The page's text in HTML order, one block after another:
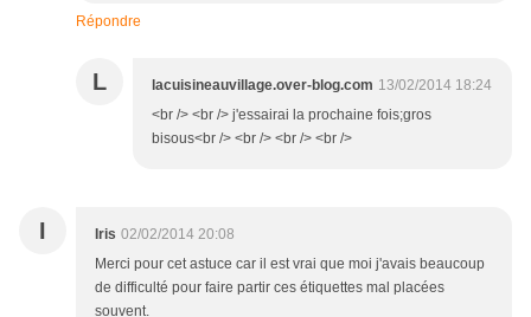
Répondre
L lacuisineauvillage.over-blog.com 13/02/2014 18:24
<br /> <br /> j'essairai la prochaine fois;gros
bisous<br /> <br /> <br /> <br />
I Iris 02/02/2014 20:08
Merci pour cet astuce car il est vrai que moi j'avais beaucoup
de difficulté pour faire partir ces étiquettes mal placées
souvent.